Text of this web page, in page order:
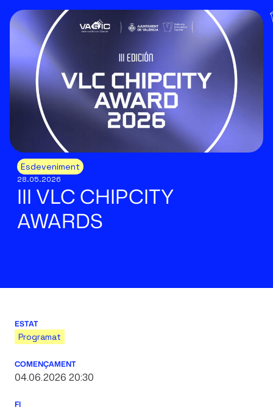
Esdeveniment
28.05.2026
III VLC CHIPCITY
AWARDS
ESTAT
Programat
COMENÇAMENT
04.06.2026 20:30
FI